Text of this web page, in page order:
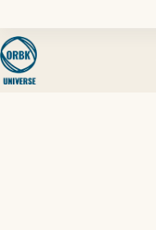
вмісту